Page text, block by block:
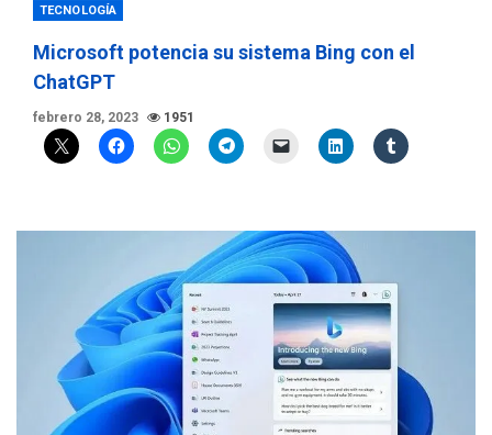
TECNOLOGÍA
Microsoft potencia su sistema Bing con el
ChatGPT
febrero 28, 2023 1951